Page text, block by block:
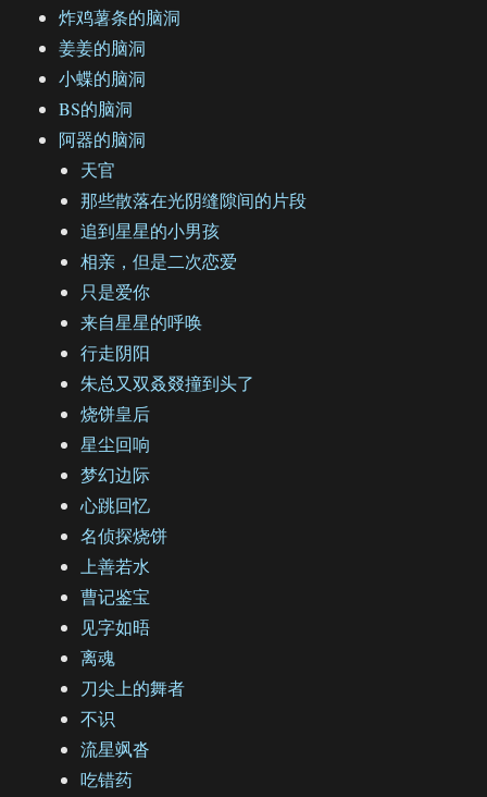
炸鸡薯条的脑洞
姜姜的脑洞
小蝶的脑洞
BS的脑洞
阿器的脑洞
天官
那些散落在光阴缝隙间的片段
追到星星的小男孩
相亲，但是二次恋爱
只是爱你
来自星星的呼唤
行走阴阳
朱总又双叒叕撞到头了
烧饼皇后
星尘回响
梦幻边际
心跳回忆
名侦探烧饼
上善若水
曹记鉴宝
见字如晤
离魂
刀尖上的舞者
不识
流星飒沓
吃错药